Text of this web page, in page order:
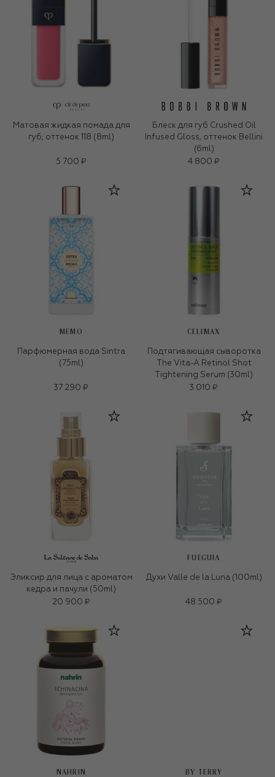
Матовая жидкая помада для
губ, оттенок 118 (8ml)
5 700 ₽
Блеск для губ Crushed Oil
Infused Gloss, оттенок Bellini
(6ml)
4 800 ₽
MEMO
Парфюмерная вода Sintra
(75ml)
37 290 ₽
CELIMAX
Подтягивающая сыворотка
The Vita-A Retinol Shot
Tightening Serum (30ml)
3 010 ₽
Эликсир для лица c ароматом
кедра и пачули (50ml)
20 900 ₽
FUEGUIA
Духи Valle de la Luna (100ml)
48 500 ₽
NAHRIN BY TERRY